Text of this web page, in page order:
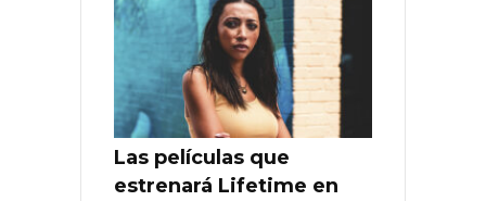
Las películas que
estrenará Lifetime en